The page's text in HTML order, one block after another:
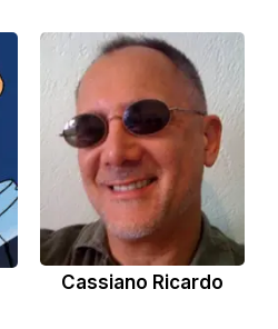
Cassiano Ricardo